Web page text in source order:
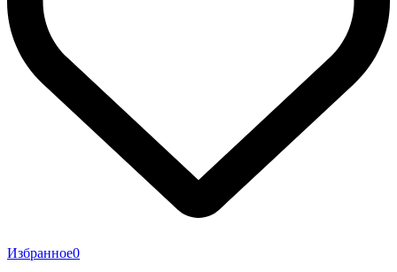
Избранное0